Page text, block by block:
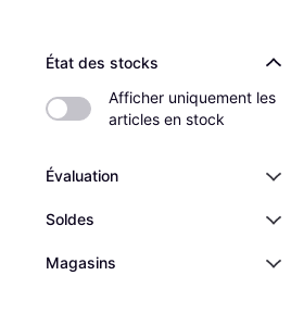
État des stocks
Afficher uniquement les
articles en stock
Évaluation
Soldes
Magasins